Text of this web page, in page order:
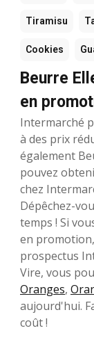
Tiramisu
Cookies
Beurre
en
Intermarché
à des prix
également
pouvez
chez
Dépêchez-
temps ! Si
en
prospectus
Vire, vous
Oranges,
aujourd'hui.
coût !